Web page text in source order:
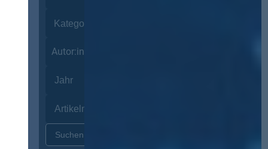
Autor:innen